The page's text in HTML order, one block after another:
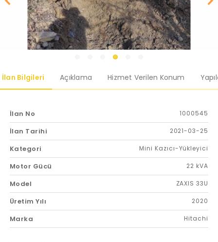
İlan Bilgileri Açıklama Hizmet Verilen Konum
İlan No 1000545
İlan Tarihi 2021-03-25
Kategori Mini Kazıcı-Yükleyici
Motor Gücü 22 kVA
Model ZAXIS 33U
Üretim Yılı 2020
Marka Hitachi